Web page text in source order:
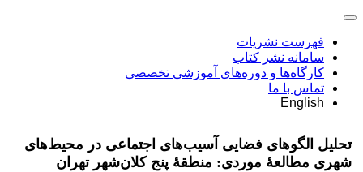
فهرست نشریات
سامانه نشر کتاب
کارگاه‌ها و دوره‌های آموزشی تخصصی
تماس با ما
English
تحلیل الگو‌‌های فضایی آسیب‌‌‌های اجتماعی در محیط‌‌‌های
شهری مطالعۀ موردی: منطقۀ پنج کلان‌شهر تهران